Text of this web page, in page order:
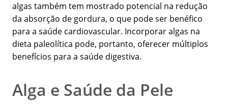
algas também tem mostrado potencial na redução
da absorção de gordura, o que pode ser benéfico
para a saúde cardiovascular. Incorporar algas na
dieta paleolítica pode, portanto, oferecer múltiplos
benefícios para a saúde digestiva.
Alga e Saúde da Pele